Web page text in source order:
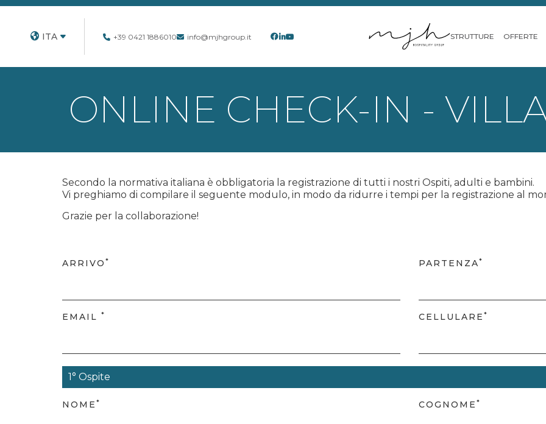
ITA +39 0421 1886010 info@mjhgroup.it STRUTTURE OFFERTE
ONLINE CHECK-IN -
Secondo la normativa italiana è obbligatoria la registrazione di tutti i nostri Ospiti, adulti e bambini.
Vi preghiamo di compilare il seguente modulo, in modo da ridurre i tempi per la registrazione al
Grazie per la collaborazione!
ARRIVO * PARTENZA*
EMAIL * CELLULARE *
1° Ospite
NOME * COGNOME *